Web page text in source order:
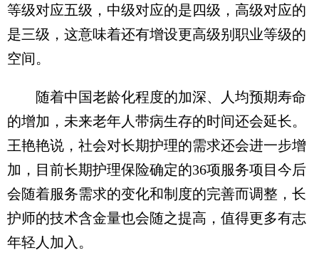
等级对应五级，中级对应的是四级，高级对应的
是三级，这意味着还有增设更高级别职业等级的
空间。
随着中国老龄化程度的加深、人均预期寿命
的增加，未来老年人带病生存的时间还会延长。
王艳艳说，社会对长期护理的需求还会进一步增
加，目前长期护理保险确定的36项服务项目今后
会随着服务需求的变化和制度的完善而调整，长
护师的技术含金量也会随之提高，值得更多有志
年轻人加入。